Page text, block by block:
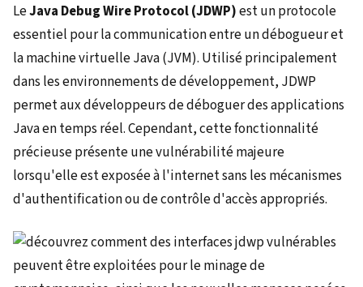
LeJava Debug Wire Protocol (JDWP)est un protocole
essentiel pour la communication entre un débogueur et
la machine virtuelle Java (JVM). Utilisé principalement
dans les environnements de développement, JDWP
permet aux développeurs de déboguer des applications
Java en temps réel. Cependant, cette fonctionnalité
précieuse présente une vulnérabilité majeure
lorsqu'elle est exposée à l'internet sans les mécanismes
d'authentification ou de contrôle d'accès appropriés.